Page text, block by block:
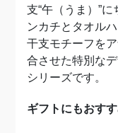
支“午（うま）”
ンカチとタオル
干支モチーフを
合させた特別な
シリーズです。
ギフトにもおす